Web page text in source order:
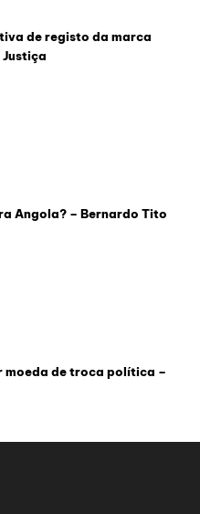
de registo da marca
Justiça
Angola? – Bernardo Tito
moeda de troca política –